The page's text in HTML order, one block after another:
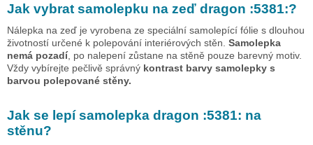
Jak vybrat samolepku na zeď dragon :5381:?
Nálepka na zeď je vyrobena ze speciální samolepící fólie s dlouhou
životností určené k polepování interiérových stěn. Samolepka
nemá pozadí, po nalepení zůstane na stěně pouze barevný motiv.
Vždy vybírejte pečlivě správný kontrast barvy samolepky s
barvou polepované stěny.
Jak se lepí samolepka dragon :5381: na
stěnu?